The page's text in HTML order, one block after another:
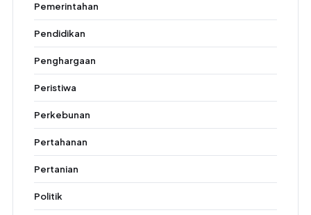
Pemerintahan
Pendidikan
Penghargaan
Peristiwa
Perkebunan
Pertahanan
Pertanian
Politik